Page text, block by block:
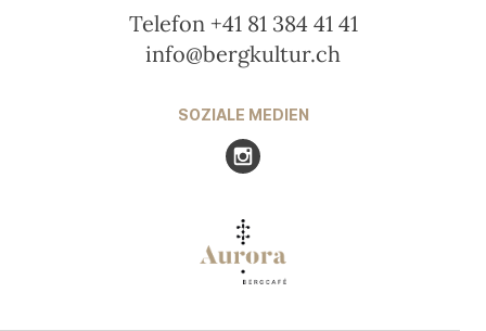
Telefon +41 81 384 41 41
info@bergkultur.ch
SOZIALE MEDIEN
Besuchen Sie uns auf